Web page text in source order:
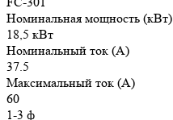
Номинальная мощность (кВт)
18,5 кВт
Номинальный ток (А)
37.5
Максимальный ток (А)
60
1-3 ф